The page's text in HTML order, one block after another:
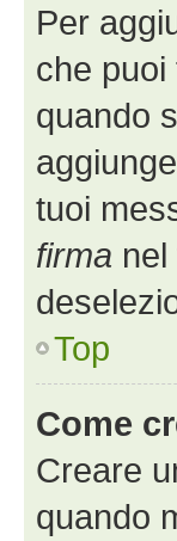
Per
che
quando
tuoi
firma
Top
Come
Creare
quando